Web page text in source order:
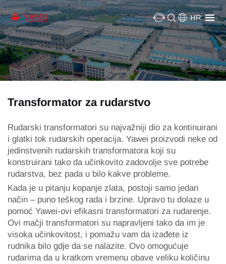
HR
Transformator za rudarstvo
Rudarski transformatori su najvažniji dio za kontinuirani
i glatki tok rudarskih operacija. Yawei proizvodi neke od
jedinstvenih rudarskih transformatora koji su
konstruirani tako da učinkovito zadovolje sve potrebe
rudarstva, bez pada u bilo kakve probleme.
Kada je u pitanju kopanje zlata, postoji samo jedan
način – puno teškog rada i brzine. Upravo tu dolaze u
pomoć Yawei-ovi efikasni transformatori za rudarenje.
Ovi mačji transformatori su napravljeni tako da im je
visoka učinkovitost, i pomažu vam da izađete iz
rudnika bilo gdje da se nalazite. Ovo omogućuje
rudarima da u kratkom vremenu obave veliku količinu